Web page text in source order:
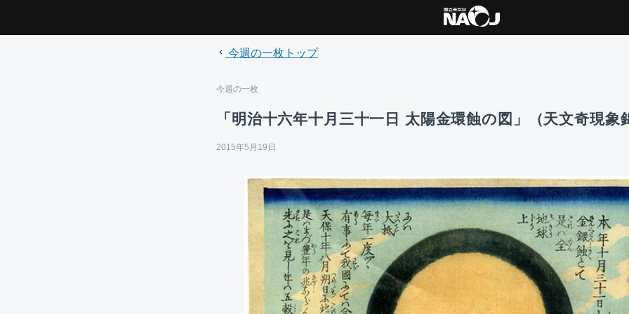
今週の一枚トップ
今週の一枚
「明治十六年十月三十一日 太陽金環蝕の図」（天文奇現象
2015年5月19日